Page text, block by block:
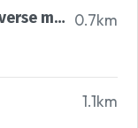
0.7km
Houten triplex kisten diverse maten
1.1km